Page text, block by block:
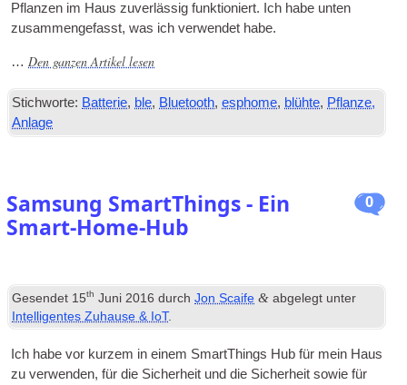
Pflanzen im Haus zuverlässig funktioniert. Ich habe unten
zusammengefasst, was ich verwendet habe.
… Den ganzen Artikel lesen
Stichworte: Batterie, ble, Bluetooth,esphome, blühte, Pflanze,
Anlage
0
Samsung SmartThings - Ein
Smart-Home-Hub
Gesendet 15th Juni 2016 durchJon Scaife & abgelegt unter
Intelligentes Zuhause & IoT.
Ich habe vor kurzem in einem SmartThings Hub für mein Haus
zu verwenden, für die Sicherheit und die Sicherheit sowie für